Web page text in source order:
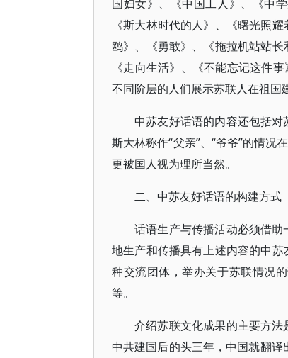
国妇女》、《中国工人》、《中
《斯大林时代的人》、《曙光照
鸥》、《勇敢》、《拖拉机站站
《走向生活》、《不能忘记这件
不同阶层的人们展示苏联人在祖国
中苏友好话语的内容还包括
斯大林称作“父亲”、“爷爷”的情况
更被国人视为理所当然。
二、中苏友好话语的构建方式
话语生产与传播活动必须借
地生产和传播具有上述内容的中
种交流团体，举办关于苏联情况
等。
介绍苏联文化成果的主要方
中共建国后的头三年，中国就翻